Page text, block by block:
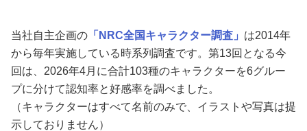
当社自主企画の 「 NRC全国キャラクター調査 」 は2014年
から毎年実施している時系列調査です。第13回となる今
回は、2026年4月に合計103種のキャラクターを6グルー
プに分けて認知率と好感率を調べました。
（キャラクターはすべて名前のみで、イラストや写真は提
示しておりません）